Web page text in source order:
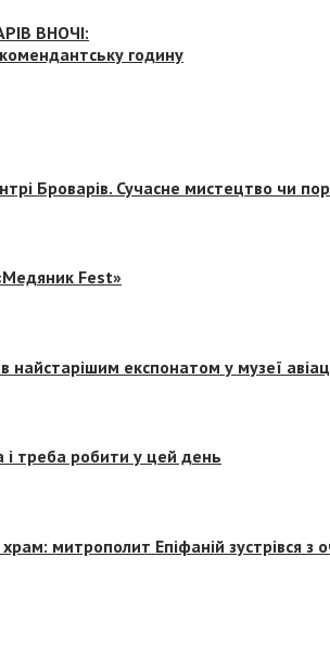
ВНОЧІ:
годину
Броварів. Сучасне мистецтво чи
Fest»
найстарішим експонатом у музеї
треба робити у цей день
митрополит Епіфаній зустрівся з